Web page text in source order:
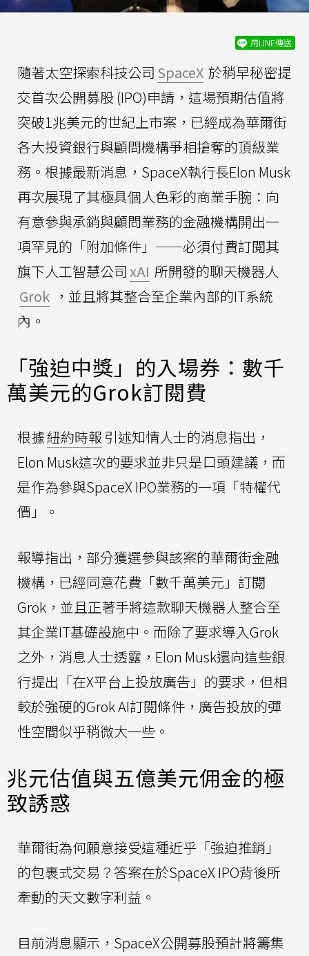
用LINE傳送
隨著太空探索科技公司 SpaceX 於稍早秘密提
交首次公開募股 (IPO)申請，這場預期估值將
突破1兆美元的世紀上市案，已經成為華爾街
各大投資銀行與顧問機構爭相搶奪的頂級業
務。根據最新消息，SpaceX執行長Elon Musk
再次展現了其極具個人色彩的商業手腕：向
有意參與承銷與顧問業務的金融機構開出一
項罕見的「附加條件」——必須付費訂閱其
旗下人工智慧公司 xAI 所開發的聊天機器人
Grok ，並且將其整合至企業內部的IT系統
內。
「強迫中獎」的入場券：數千
萬美元的Grok訂閱費
根據紐約時報 引述知情人士的消息指出，
Elon Musk這次的要求並非只是口頭建議，而
是作為參與SpaceX IPO業務的一項「特權代
價」。
報導指出，部分獲選參與該案的華爾街金融
機構，已經同意花費「數千萬美元」訂閱
Grok，並且正著手將這款聊天機器人整合至
其企業IT基礎設施中。而除了要求導入Grok
之外，消息人士透露，Elon Musk還向這些銀
行提出「在X平台上投放廣告」的要求，但相
較於強硬的Grok AI訂閱條件，廣告投放的彈
性空間似乎稍微大一些。
兆元估值與五億美元佣金的極
致誘惑
華爾街為何願意接受這種近乎「強迫推銷」
的包裹式交易？答案在於SpaceX IPO背後所
牽動的天文數字利益。
目前消息顯示，SpaceX公開募股預計將籌集